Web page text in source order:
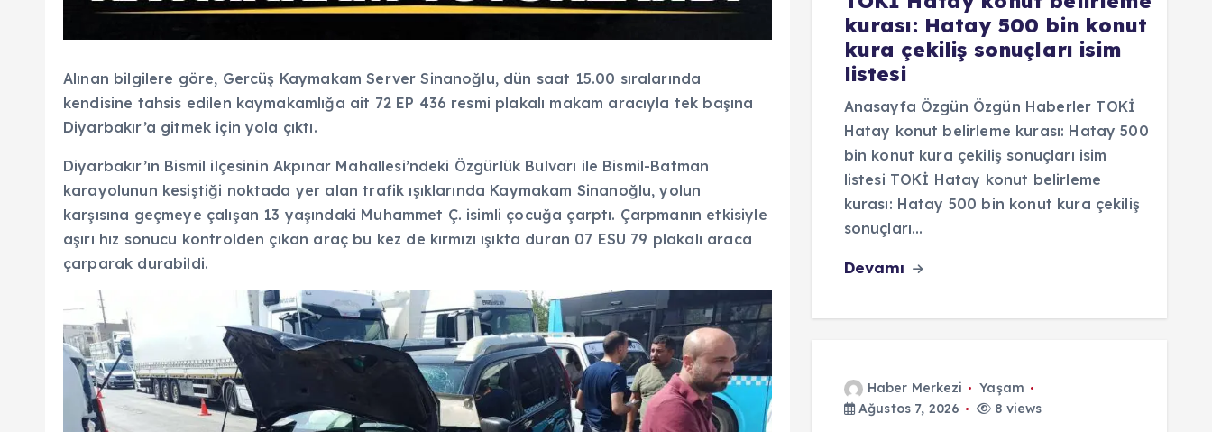
Alınan bilgilere göre, Gercüş Kaymakam Server Sinanoğlu, dün saat 15.00 sıralarında
kendisine tahsis edilen kaymakamlığa ait 72 EP 436 resmi plakalı makam aracıyla tek başına
Diyarbakır’a gitmek için yola çıktı.
Diyarbakır’ın Bismil ilçesinin Akpınar Mahallesi’ndeki Özgürlük Bulvarı ile Bismil-Batman
karayolunun kesiştiği noktada yer alan trafik ışıklarında Kaymakam Sinanoğlu, yolun
karşısına geçmeye çalışan 13 yaşındaki Muhammet Ç. isimli çocuğa çarptı. Çarpmanın etkisiyle
aşırı hız sonucu kontrolden çıkan araç bu kez de kırmızı ışıkta duran 07 ESU 79 plakalı araca
çarparak durabildi.
kurası: Hatay 500 bin konut
kura çekiliş sonuçları isim
listesi
Anasayfa Özgün Özgün Haberler TOKİ
Hatay konut belirleme kurası: Hatay 500
bin konut kura çekiliş sonuçları isim
listesi TOKİ Hatay konut belirleme
kurası: Hatay 500 bin konut kura çekiliş
sonuçları…
Devamı
Haber Merkezi
Yaşam
Ağustos 7, 2026
8 views